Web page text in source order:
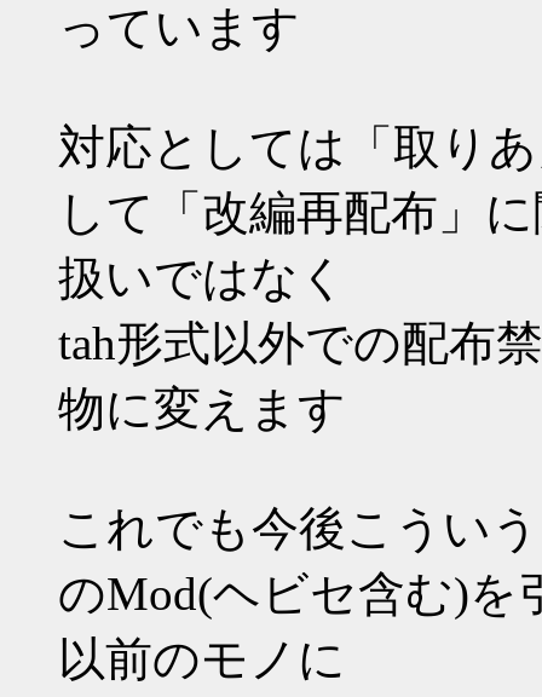
っています
対応としては「取り
して「改編再配布」
扱いではなく
tah形式以外での配布
物に変えます
これでも今後こうい
のMod(ヘビセ含む)を
以前のモノに